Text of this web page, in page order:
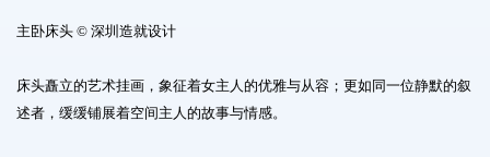
主卧床头 © 深圳造就设计
床头矗立的艺术挂画，象征着女主人的优雅与从容；更如同一位静默的叙
述者，缓缓铺展着空间主人的故事与情感。